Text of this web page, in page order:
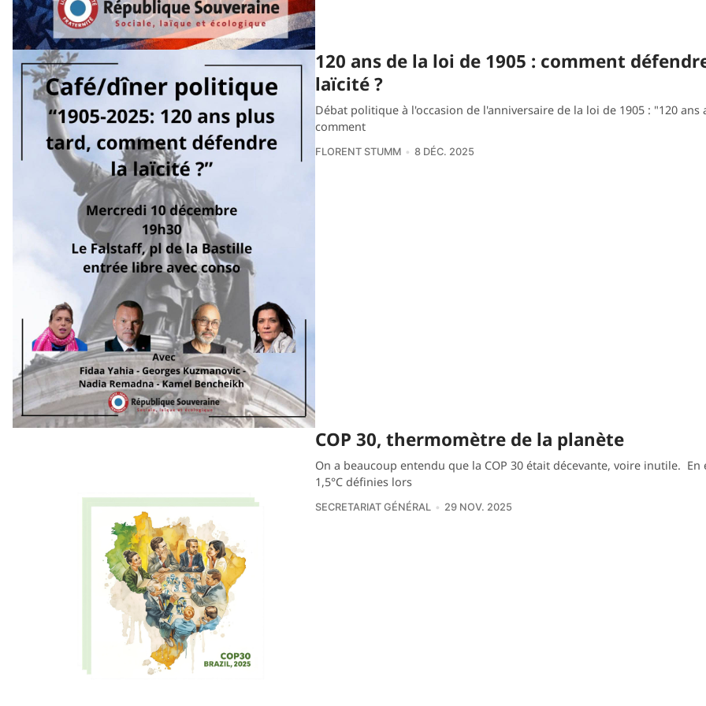
120 ans de la loi de 1905 : comment
laïcité ?
Débat politique à l'occasion de l'anniversaire de la loi de 1905 : "120 ans
comment
FLORENT STUMM 8 DÉC. 2025
COP 30, thermomètre de la planète
On a beaucoup entendu que la COP 30 était décevante, voire inutile. En
1,5°C définies lors
SECRETARIAT GÉNÉRAL 29 NOV. 2025